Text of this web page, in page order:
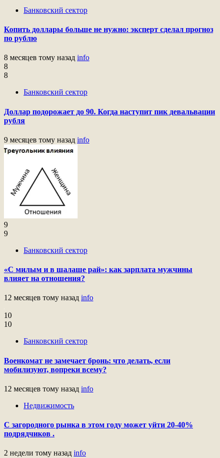
Банковский сектор
Копить доллары больше не нужно: эксперт сделал прогноз
по рублю
8 месяцев тому назад info
8
8
Банковский сектор
Доллар подорожает до 90. Когда наступит пик девальвации
рубля
9 месяцев тому назад info
9
9
Банковский сектор
«С милым и в шалаше рай»: как зарплата мужчины
влияет на отношения?
12 месяцев тому назад info
10
10
Банковский сектор
Военкомат не замечает бронь: что делать, если
мобилизуют, вопреки всему?
12 месяцев тому назад info
Недвижимость
С загородного рынка в этом году может уйти 20-40%
подрядчиков .
2 недели тому назад info